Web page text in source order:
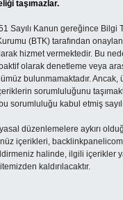
taşımazlar.
Sayılı Kanun gereğince Bilgi
(BTK) tarafından
hizmet vermektedir. Bu
olarak denetleme veya
bulunmamaktadır. Ancak,
sorumluluğunu
sorumluluğu kabul etmiş
düzenlemelere aykırı
içerikleri,
halinde, ilgili içerikler
kaldırılacaktır.